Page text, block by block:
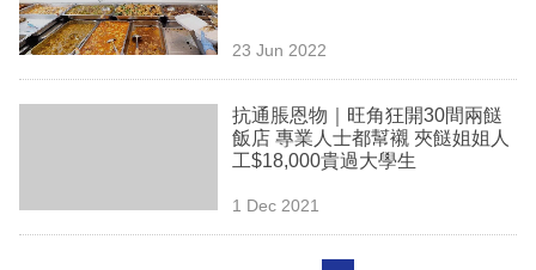
23 Jun 2022
抗通脹恩物｜旺角狂開30間兩餸
飯店 專業人士都幫襯 夾餸姐姐人
工$18,000貴過大學生
1 Dec 2021